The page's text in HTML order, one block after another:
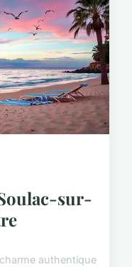
sur-
authentique